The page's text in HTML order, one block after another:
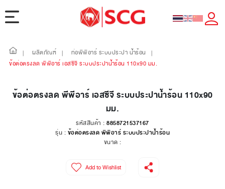
| ผลิตภัณฑ์ | ท่อพีพีอาร์ ระบบประปา น้ำร้อน
|
ข้อต่อตรงลด พีพีอาร์ เอสซีจี ระบบประปาน้ำร้อน 110x90 มม.
ข้อต่อตรงลด พีพีอาร์ เอสซีจี ระบบประปาน้ำร้อน 110x90
มม.
รหัสสินค้า : 8858721537167
รุ่น : ข้อต่อตรงลด พีพีอาร์ ระบบประปาน้ำร้อน
ขนาด :
Add to Wishlist